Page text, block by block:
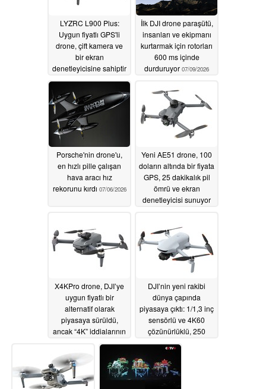
LYZRC L900 Plus:
Uygun fiyatlı GPS'li
drone, çift kamera ve
bir ekran
denetleyicisine sahiptir
07/10/2026
İlk DJI drone paraşütü,
insanları ve ekipmanı
kurtarmak için rotorları
600 ms içinde
durduruyor 07/09/2026
Porsche'nin drone'u,
en hızlı pille çalışan
hava aracı hız
rekorunu kırdı 07/06/2026
Yeni AE51 drone, 100
doların altında bir fiyata
GPS, 25 dakikalık pil
ömrü ve ekran
denetleyicisi sunuyor
X4KPro drone, DJI’ye
uygun fiyatlı bir
alternatif olarak
piyasaya sürüldü,
ancak “4K” iddialarının
bazı sınırlamaları var
06/21/2026
DJI’nin yeni rakibi
dünya çapında
piyasaya çıktı: 1/1,3 inç
sensörlü ve 4K60
çözünürlüklü, 250
gramın altındaki drone